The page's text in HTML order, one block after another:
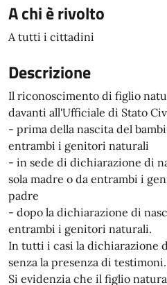
A chi è rivolto
A tutti i cittadini
Descrizione
Il riconoscimento di figlio
davanti all'Ufficiale di Stato
- prima della nascita del
entrambi i genitori naturali
- in sede di dichiarazione di
sola madre o da entrambi i
padre
- dopo la dichiarazione di
entrambi i genitori naturali.
In tutti i casi la dichiarazione
senza la presenza di testimoni.
Si evidenzia che il figlio